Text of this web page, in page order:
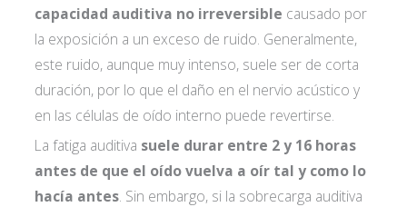
capacidad auditiva no irreversible causado por
la exposición a un exceso de ruido. Generalmente,
este ruido, aunque muy intenso, suele ser de corta
duración, por lo que el daño en el nervio acústico y
en las células de oído interno puede revertirse.
La fatiga auditiva suele durar entre 2 y 16 horas
antes de que el oído vuelva a oír tal y como lo
hacía antes. Sin embargo, si la sobrecarga auditiva